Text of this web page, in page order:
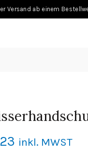
Versand ab einem
inkl. MWST